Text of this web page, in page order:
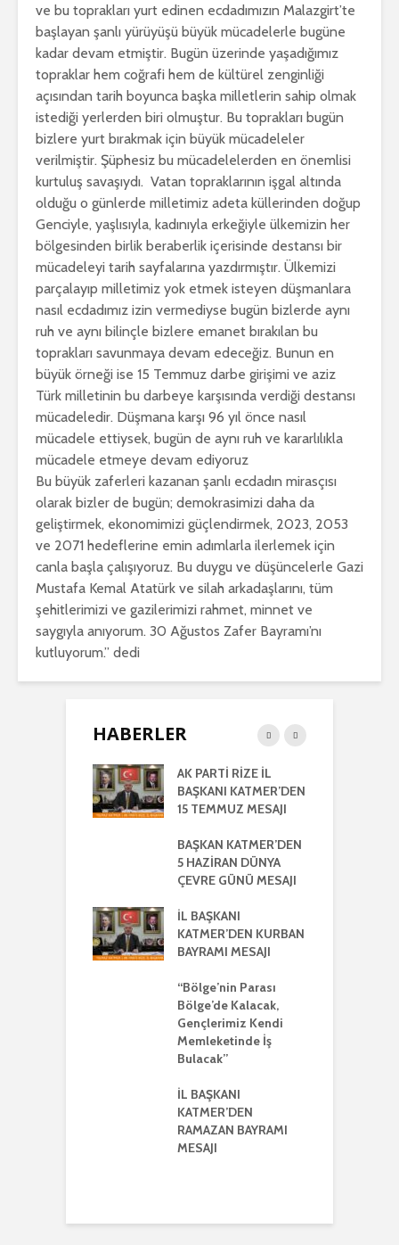
ve bu toprakları yurt edinen ecdadımızın Malazgirt’te
başlayan şanlı yürüyüşü büyük mücadelerle bugüne
kadar devam etmiştir. Bugün üzerinde yaşadığımız
topraklar hem coğrafi hem de kültürel zenginliği
açısından tarih boyunca başka milletlerin sahip olmak
istediği yerlerden biri olmuştur. Bu toprakları bugün
bizlere yurt bırakmak için büyük mücadeleler
verilmiştir. Şüphesiz bu mücadelelerden en önemlisi
kurtuluş savaşıydı. Vatan topraklarının işgal altında
olduğu o günlerde milletimiz adeta küllerinden doğup
Genciyle, yaşlısıyla, kadınıyla erkeğiyle ülkemizin her
bölgesinden birlik beraberlik içerisinde destansı bir
mücadeleyi tarih sayfalarına yazdırmıştır. Ülkemizi
parçalayıp milletimiz yok etmek isteyen düşmanlara
nasıl ecdadımız izin vermediyse bugün bizlerde aynı
ruh ve aynı bilinçle bizlere emanet bırakılan bu
toprakları savunmaya devam edeceğiz. Bunun en
büyük örneği ise 15 Temmuz darbe girişimi ve aziz
Türk milletinin bu darbeye karşısında verdiği destansı
mücadeledir. Düşmana karşı 96 yıl önce nasıl
mücadele ettiysek, bugün de aynı ruh ve kararlılıkla
mücadele etmeye devam ediyoruz
Bu büyük zaferleri kazanan şanlı ecdadın mirasçısı
olarak bizler de bugün; demokrasimizi daha da
geliştirmek, ekonomimizi güçlendirmek, 2023, 2053
ve 2071 hedeflerine emin adımlarla ilerlemek için
canla başla çalışıyoruz. Bu duygu ve düşüncelerle Gazi
Mustafa Kemal Atatürk ve silah arkadaşlarını, tüm
şehitlerimizi ve gazilerimizi rahmet, minnet ve
saygıyla anıyorum. 30 Ağustos Zafer Bayramı’nı
kutluyorum.” dedi
HABERLER
AK PARTİ RİZE İL
BAŞKANI KATMER’DEN
15 TEMMUZ MESAJI
BAŞKAN KATMER’DEN
5 HAZİRAN DÜNYA
ÇEVRE GÜNÜ MESAJI
İL BAŞKANI
KATMER’DEN KURBAN
BAYRAMI MESAJI
“Bölge’nin Parası
Bölge’de Kalacak,
Gençlerimiz Kendi
Memleketinde İş
Bulacak”
İL BAŞKANI
KATMER’DEN
RAMAZAN BAYRAMI
MESAJI